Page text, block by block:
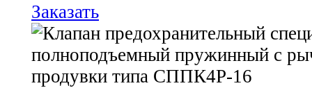
Заказать